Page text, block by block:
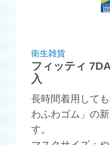
衛生雑貨
フィッティ
入
長時間着用して
わふわゴム」の
す。